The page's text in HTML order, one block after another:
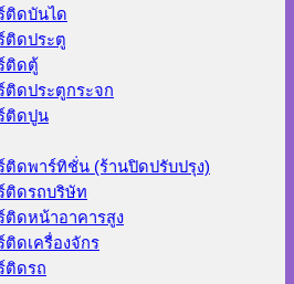
ติดบันได
ติดประตู
ติดตู้
ติดประตูกระจก
ติดปูน
ติดพาร์ทิชั่น (ร้านปิดปรับปรุง)
ติดรถบริษัท
ติดหน้าอาคารสูง
ติดเครื่องจักร
ติดรถ